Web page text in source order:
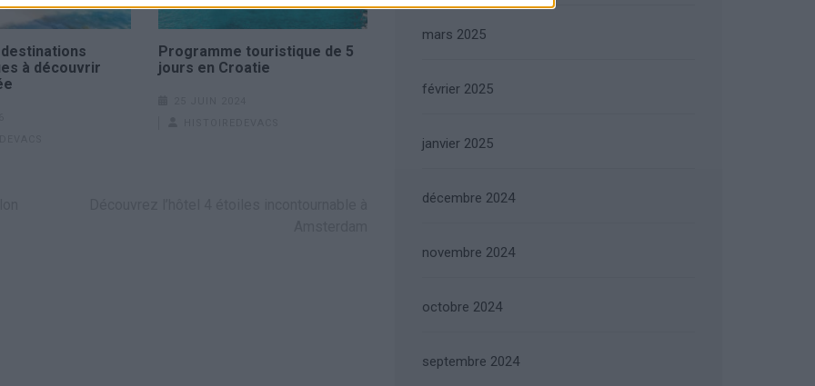
à découvrir
Programme touristique de 5
jours en Croatie
mars 2025
février 2025
janvier 2025
décembre 2024
novembre 2024
octobre 2024
septembre 2024